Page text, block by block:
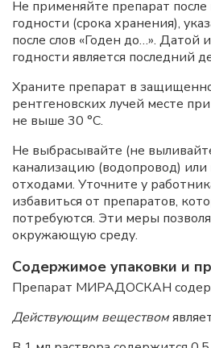
Не применяйте препарат после
годности (срока хранения),
после слов «Годен до…». Датой
годности является последний
Храните препарат в
рентгеновских лучей месте
не выше 30 °C.
Не выбрасывайте (не
канализацию (водопровод)
отходами. Уточните у
избавиться от препаратов,
потребуются. Эти меры
окружающую среду.
Содержимое упаковки и
Препарат МИРАДОСКАН
Действующим веществом